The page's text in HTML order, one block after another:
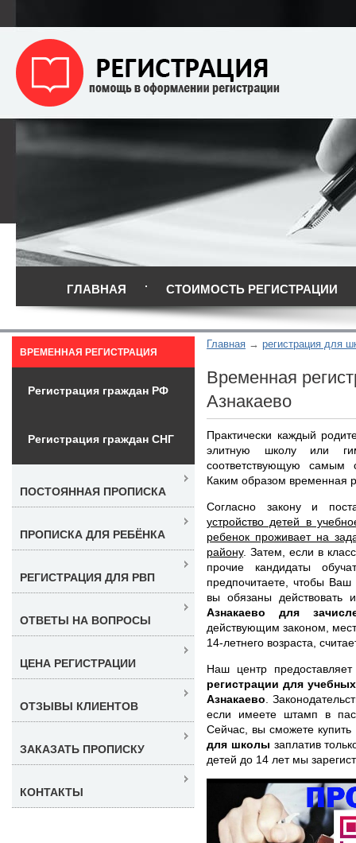
ГЛАВНАЯ СТОИМОСТЬ РЕГИСТРАЦИИ
Главная регистрация для
Временная
Азнакаево
Практически каждый
элитную школу или
соответствующую самым
Каким образом временная
Согласно закону и
устройство детей в
ребенок проживает на
району. Затем, если в
прочие кандидаты
предпочитаете, чтобы
вы обязаны действовать
Азнакаево для
действующим законом,
14-летнего возраста,
Наш центр
регистрации для
Азнакаево .
если имеете штамп в
Сейчас, вы сможете купить
для школы заплатив
детей до 14 лет мы
ВРЕМЕННАЯ РЕГИСТРАЦИЯ
Регистрация граждан РФ
Регистрация граждан СНГ
ПОСТОЯННАЯ ПРОПИСКА
ПРОПИСКА ДЛЯ РЕБЁНКА
РЕГИСТРАЦИЯ ДЛЯ РВП
ОТВЕТЫ НА ВОПРОСЫ
ЦЕНА РЕГИСТРАЦИИ
ОТЗЫВЫ КЛИЕНТОВ
ЗАКАЗАТЬ ПРОПИСКУ
КОНТАКТЫ